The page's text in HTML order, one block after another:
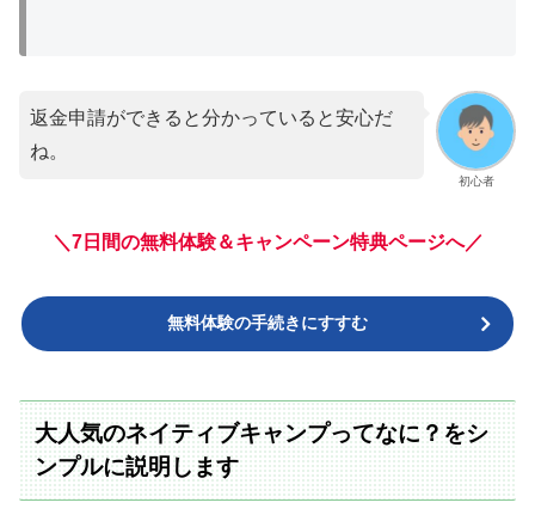
初心者
返金申請ができると分かっていると安心だ
ね。
＼7日間の無料体験＆キャンペーン特典ページへ／
無料体験の手続きにすすむ
大人気のネイティブキャンプってなに？をシ
ンプルに説明します